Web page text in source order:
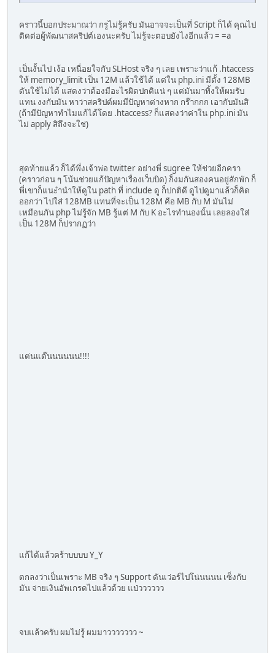
คราวนี้บอกประมาณว่า กรูไม่รู้ครับ มันอาจจะเป็นที่ Script ก็ได้ คุณไป
ติดต่อผู้พัฒนาสคริปต์เองนะครับ ไม่รู้จะตอบยังไงอีกแล้ว = =a
เป็นงั้นไป เง้อ เหนื่อยใจกับ SLHost จริง ๆ เลย เพราะว่าแก้ .htaccess
ให้ memory_limit เป็น 12M แล้วใช้ได้ แต่ใน php.ini มีตั้ง 128MB
ดันใช้ไม่ได้ แสดงว่าต้องมีอะไรผิดปกติแน่ ๆ แต่มันมาทิ้งให้ผมรับ
แทน งงกับมัน หาว่าสคริปต์ผมมีปัญหาต่างหาก กร๊ากกก เอากับมันสิ
(ถ้ามีปัญหาทำไมแก้ได้โดย .htaccess? ก็แสดงว่าค่าใน php.ini มัน
ไม่ apply สิถึงจะใช่)
สุดท้ายแล้ว ก็ได้พึ่งเจ้าพ่อ twitter อย่างพี่ sugree ให้ช่วยอีกครา
(คราวก่อน ๆ โน้นช่วยแก้ปัญหาเรื่องเว็บบิด) ก็งมกันสองคนอยู่สักพัก ก็
พี่เขาก็แนะำนำให้ดูใน path ที่ include ดู ก็ปกติดี ดูไปดูมาแล้วก็คิด
ออกว่า ไปใส่ 128MB แทนที่จะเป็น 128M คือ MB กับ M มันไม่
เหมือนกัน php ไม่รู้จัก MB รู้แต่ M กับ K อะไรทำนองนั้น เลยลองใส่
เป็น 128M ก็ปรากฏว่า
แต่นแต๊นนนนนน!!!!
แก้ได้แล้วคร้าบบบบ Y_Y
ตกลงว่าเป็นเพราะ MB จริง ๆ Support ดันเว่อร์ไปโน่นนนน เซ็งกับ
มัน จ่ายเงินอัพเกรดไปแล้วด้วย แป่วววววว
จบแล้วครับ ผมไม่รู้ ผมมาววววววว ~